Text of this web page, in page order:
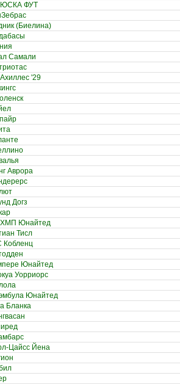
ЮСКА ФУТ
(Биелина)
Самали
Ахиллес '29
Аврора
Догз
ХМП Юнайтед
Тисл
Кобленц
Юнайтед
Уорриорс
Юнайтед
Бланка
Цайсс Йена